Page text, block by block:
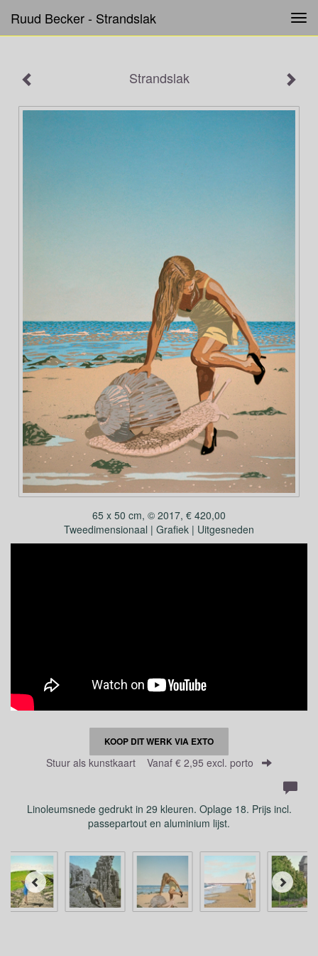
Ruud Becker - Strandslak
Strandslak
65 x 50 cm, © 2017, € 420,00
Tweedimensionaal | Grafiek | Uitgesneden
KOOP DIT WERK VIA EXTO
Stuur als kunstkaart Vanaf € 2,95 excl. porto
Linoleumsnede gedrukt in 29 kleuren. Oplage 18. Prijs incl.
passepartout en aluminium lijst.